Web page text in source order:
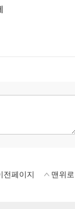
전페이지 맨위로